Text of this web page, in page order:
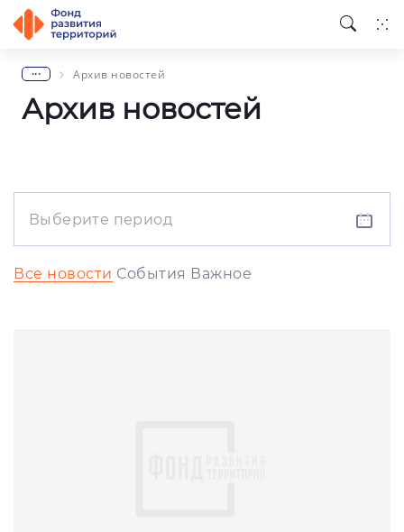
... Архив новостей
Архив новостей
Все новости События Важное